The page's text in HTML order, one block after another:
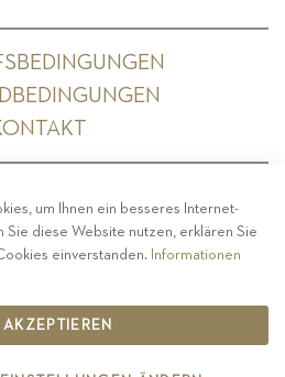
- COOKIE POLICY-
KODEX
um Ihnen ein besseres Internet-
Sie diese Website nutzen, erklären Sie
einverstanden. Informationen